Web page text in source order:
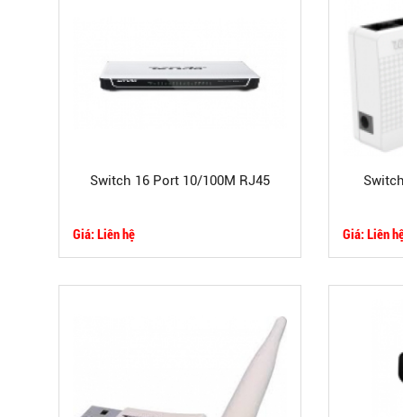
Switch 16 Port 10/100M RJ45
Giá: Liên hệ Giá: Liên